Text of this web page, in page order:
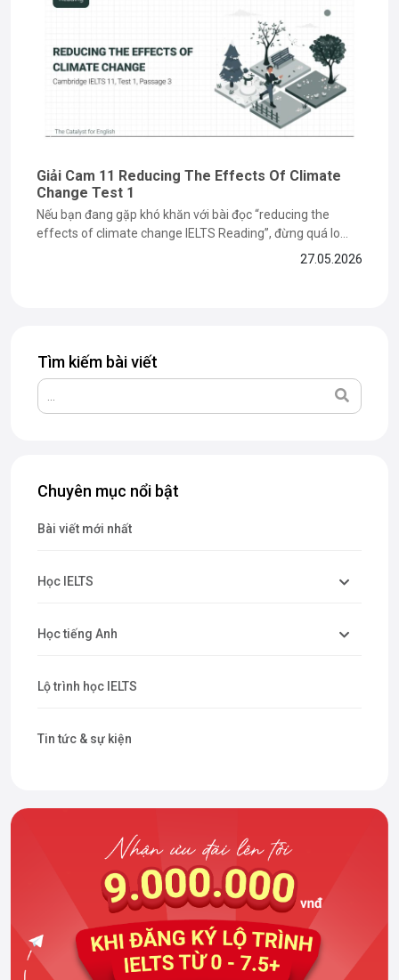
Tìm kiếm bài viết
Chuyên mục nổi bật
Bài viết mới nhất
Học IELTS
Học tiếng Anh
Lộ trình học IELTS
Tin tức & sự kiện
Giải Cam 11 Reducing The Effects Of Climate
Change Test 1
Nếu bạn đang gặp khó khăn với bài đọc “reducing the
effects of climate change IELTS Reading”, đừng quá lo
lắng vì đây là dạng bài dễ khiến nhiều bạn mất điểm ở phần
27.05.2026